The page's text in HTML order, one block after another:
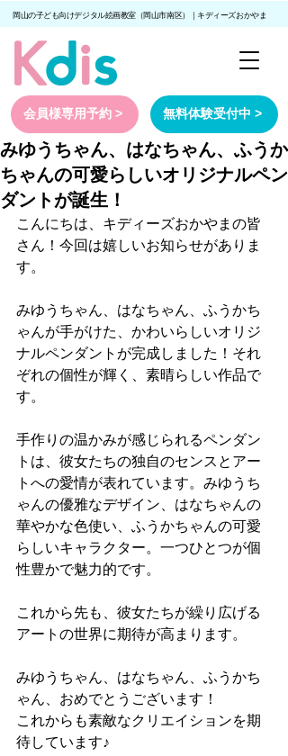
岡山の子ども向けデジタル絵画教室（岡山市南区）｜キディーズおかやま
会員様専用予約 > 無料体験受付中 >
みゆうちゃん、はなちゃん、ふうか
ちゃんの可愛らしいオリジナルペン
ダントが誕生！
こんにちは、キディーズおかやまの皆
さん！今回は嬉しいお知らせがありま
す。
みゆうちゃん、はなちゃん、ふうかち
ゃんが手がけた、かわいらしいオリジ
ナルペンダントが完成しました！それ
ぞれの個性が輝く、素晴らしい作品で
す。
手作りの温かみが感じられるペンダン
トは、彼女たちの独自のセンスとアー
トへの愛情が表れています。みゆうち
ゃんの優雅なデザイン、はなちゃんの
華やかな色使い、ふうかちゃんの可愛
らしいキャラクター。一つひとつが個
性豊かで魅力的です。
これから先も、彼女たちが繰り広げる
アートの世界に期待が高まります。
みゆうちゃん、はなちゃん、ふうかち
ゃん、おめでとうございます！
これからも素敵なクリエイションを期
待しています♪